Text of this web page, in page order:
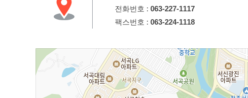
전화번호 : 063-227-1117
팩스번호 : 063-224-1118